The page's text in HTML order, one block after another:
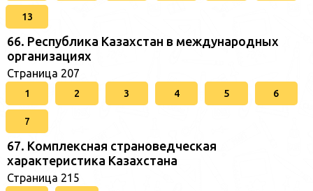
13
66. Республика Казахстан в международных
организациях
Страница 207
1 2 3 4 5 6
7
67. Комплексная страноведческая
характеристика Казахстана
Страница 215